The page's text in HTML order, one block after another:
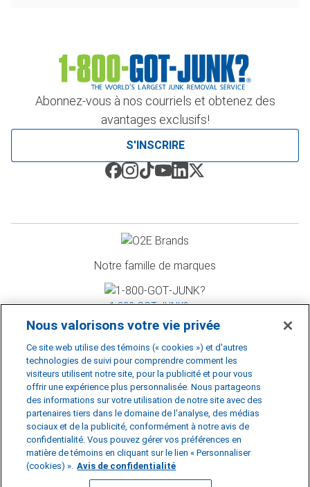
Abonnez-vous à nos courriels et obtenez des
avantages exclusifs!
S'INSCRIRE
Notre famille de marques
1‑800‑GOT‑JUNK? >>
WOW 1 DAY PAINTING >>
Shack Shine >>
2026 RBDS Rubbish Boys Disposal Service Inc. D.B.A 1‑800‑GOT‑JUNK?
*1‑800‑GOT‑JUNK? est une marque de commerce déposée de RBDS Rubbish
Boys Disposal Service Inc.
Avis de confidentialité
Préférences en matière de témoins|Ne pas vendre ou partager mes
Nous valorisons votre vie privée
Ce site web utilise des témoins (« cookies ») et d'autres
technologies de suivi pour comprendre comment les
visiteurs utilisent notre site, pour la publicité et pour vous
offrir une expérience plus personnalisée. Nous partageons
des informations sur votre utilisation de notre site avec des
partenaires tiers dans le domaine de l'analyse, des médias
sociaux et de la publicité, conformément à notre avis de
confidentialité. Vous pouvez gérer vos préférences en
matière de témoins en cliquant sur le lien « Personnaliser
(cookies) ». Avis de confidentialité